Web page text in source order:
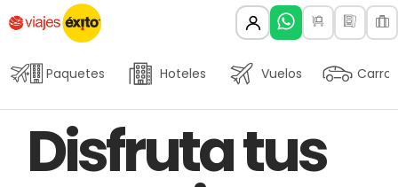
Paquetes Hoteles Vuelos Carros
IN:
Disfruta tus
on: